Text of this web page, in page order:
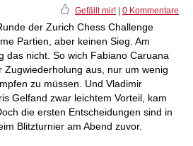
Gefällt mir! 0 Kommentare
der Zurich Chess Challenge
Partien, aber keinen Sieg. Am
das nicht. So wich Fabiano Caruana
Zugwiederholung aus, nur um wenig
zu müssen. Und Vladimir
Gelfand zwar leichtem Vorteil, kam
die ersten Entscheidungen sind in
Blitzturnier am Abend zuvor.